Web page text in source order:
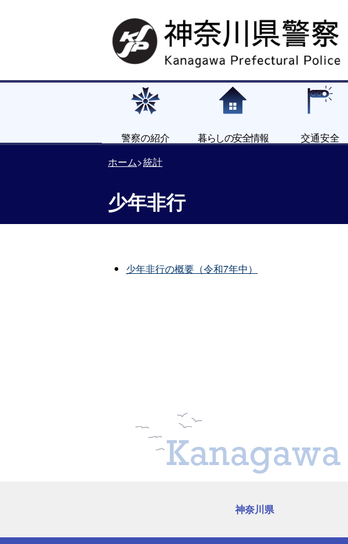
警察の紹介 暮らしの安全情報 交通安全
ホーム 統計
少年非行
少年非行の概要（令和7年中）
神奈川県